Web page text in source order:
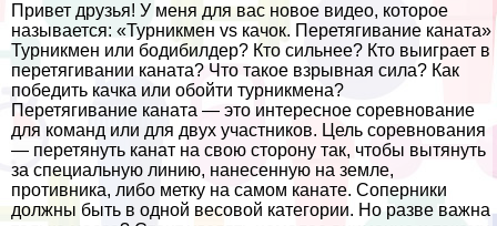
Привет друзья! У меня для вас новое видео, которое
называется: «Турникмен vs качок. Перетягивание каната»
Турникмен или бодибилдер? Кто сильнее? Кто выиграет в
перетягивании каната? Что такое взрывная сила? Как
победить качка или обойти турникмена?
Перетягивание каната — это интересное соревнование
для комaнд или для двух участников. Цель соревнования
— перетянуть канат на свою сторону так, чтобы вытянуть
за специальную линию, нанесенную на земле,
противника, либо метку на самом канате. Соперники
должны быть в одной весовой категории. Но разве важна